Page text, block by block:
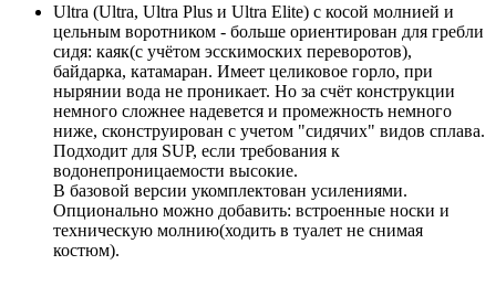
Ultra (Ultra, Ultra Plus и Ultra Elite) с косой молнией и
цельным воротником - больше ориентирован для гребли
сидя: каяк(с учётом эсскимоских переворотов),
байдарка, катамаран. Имеет целиковое горло, при
нырянии вода не проникает. Но за счёт конструкции
немного сложнее надевется и промежность немного
ниже, сконструирован с учетом "сидячих" видов сплава.
Подходит для SUP, если требования к
водонепроницаемости высокие.
В базовой версии укомплектован усилениями.
Опционально можно добавить: встроенные носки и
техническую молнию(ходить в туалет не снимая
костюм).